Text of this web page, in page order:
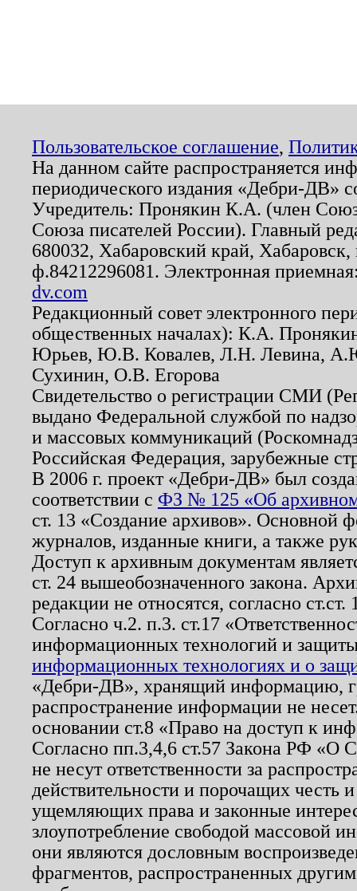
Пользовательское соглашение,
На данном сайте распространяется
периодического издания «Дебри-ДВ»
Учредитель: Пронякин К.А. (член
Союза писателей России). Главный
680032, Хабаровский край,
ф.84212296081. Электронная
dv.com
Редакционный совет электронного
общественных началах): К.А.
Юрьев, Ю.В. Ковалев, Л.Н. Левина,
Сухинин, О.В. Егорова
Свидетельство о регистрации СМИ
выдано Федеральной службой по
и массовых коммуникаций
Российская Федерация, зарубежные
В 2006 г. проект «Дебри-ДВ» был
соответствии с ФЗ № 125 «Об
ст. 13 «Создание архивов». Основной
журналов, изданные книги, а также
Доступ к архивным документам
ст. 24 вышеобозначенного закона.
редакции не относятся, согласно
Согласно ч.2. п.3. ст.17
информационных технологий и
информационных технологиях и о
«Дебри-ДВ», хранящий информацию,
распространение информации не
основании ст.8 «Право на доступ к
Согласно пп.3,4,6 ст.57 Закона РФ «О
не несут ответственности за
действительности и порочащих честь
ущемляющих права и законные
злоупотребление свободой массовой
они являются дословным
фрагментов, распространенных